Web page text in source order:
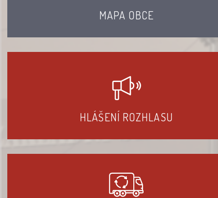
MAPA OBCE
HLÁŠENÍ ROZHLASU